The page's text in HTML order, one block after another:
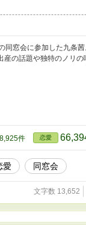
同窓会に参加した九条
の話題や独特のノリの
件 恋愛
愛 同窓会
文字数 13,652